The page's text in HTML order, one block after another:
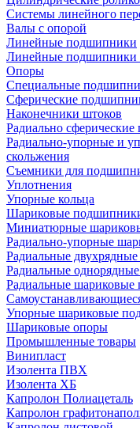
Системы линейного
Валы с опорой
Линейные подшипники
Линейные подшипники
Опоры
Специальные
Сферические
Наконечники штоков
Радиально
Радиально-упорные и
скольжения
Съемники для
Уплотнения
Упорные кольца
Шариковые
Миниатюрные
Радиально-упорные
Радиальные
Радиальные
Радиальные
Упорные шариковые
Шариковые опоры
Промышленные товары
Винипласт
Изолента ПВХ
Изолента ХБ
Капролон Полиацеталь
Капролон